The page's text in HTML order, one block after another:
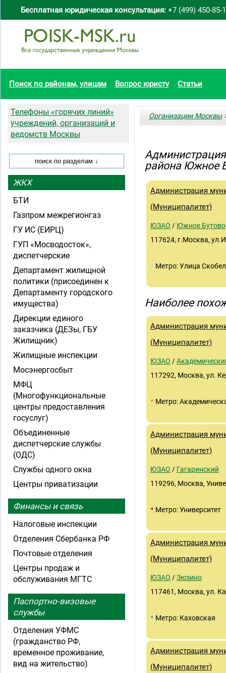
Бесплатная юридическая консультация: +7 (499) 450-85-
Поиск по районам, улицам Вопрос юристу Статьи
Организации Москвы
района Южное
Администрация
(Муниципалитет)
ЮЗАО / Южное Бутово
117624, г.Москва,
• Метро: Улица
Наиболее
Администрация
(Муниципалитет)
ЮЗАО /
117292, Москва, ул.
• Метро:
Администрация
(Муниципалитет)
ЮЗАО / Гагаринский
119296, Москва,
• Метро: Университет
Администрация
(Муниципалитет)
ЮЗАО /Зюзино
117461, Москва, ул.
• Метро: Каховская
Администрация
(Муниципалитет)
Телефоны «горячих линий»
учреждений, организаций и
ведомств Москвы
ЖКХ
БТИ
Газпром межрегионгаз
ГУ ИС (ЕИРЦ)
ГУП «Мосводосток»,
диспетчерские
Департамент жилищной
политики (присоединен к
Департаменту городского
имущества)
Дирекции единого
заказчика (ДЕЗы, ГБУ
Жилищник)
Жилищные инспекции
Мосэнергосбыт
МФЦ
(Многофункциональные
центры предоставления
госуслуг)
Объединенные
диспетчерские службы
(ОДС)
Службы одного окна
Центры приватизации
Финансы и связь
Налоговые инспекции
Отделения Сбербанка РФ
Почтовые отделения
Центры продаж и
обслуживания МГТС
Паспортно-визовые
службы
Отделения УФМС
(гражданство РФ,
временное проживание,
вид на жительство)